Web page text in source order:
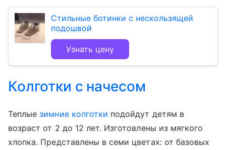
Стильные ботинки с нескользящей
подошвой
Узнать цену
Колготки с начесом
Теплыезимние колготки подойдут детям в
возраст от 2 до 12 лет. Изготовлены из мягкого
хлопка. Представлены в семи цветах: от базовых